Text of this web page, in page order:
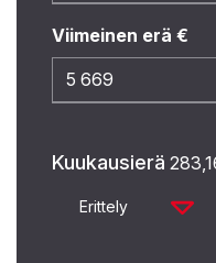
Viimeinen erä €
Kuukausierä
Erittely